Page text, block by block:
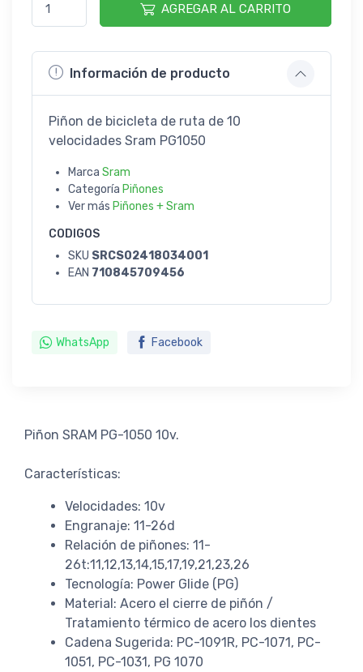
AGREGAR AL CARRITO
Información de producto
Piñon de bicicleta de ruta de 10
velocidades Sram PG1050
Marca Sram
Categoría Piñones
Ver más Piñones + Sram
CODIGOS
SKU SRCS02418034001
EAN 710845709456
WhatsApp Facebook
Piñon SRAM PG-1050 10v.
Características:
Velocidades: 10v
Engranaje: 11-26d
Relación de piñones: 11-
26t:11,12,13,14,15,17,19,21,23,26
Tecnología: Power Glide (PG)
Material: Acero el cierre de piñón /
Tratamiento térmico de acero los dientes
Cadena Sugerida: PC-1091R, PC-1071, PC-
1051, PC-1031, PG 1070